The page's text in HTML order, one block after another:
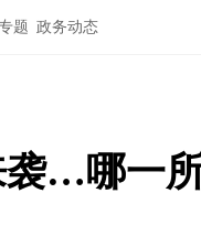
题 政务动态
袭…哪一